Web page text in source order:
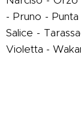
- Pruno -
Salice -
Violetta -